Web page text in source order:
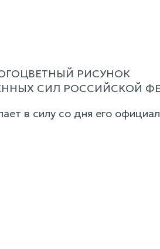
РИСУНОК
СИЛ РОССИЙСКОЙ
в силу со дня его